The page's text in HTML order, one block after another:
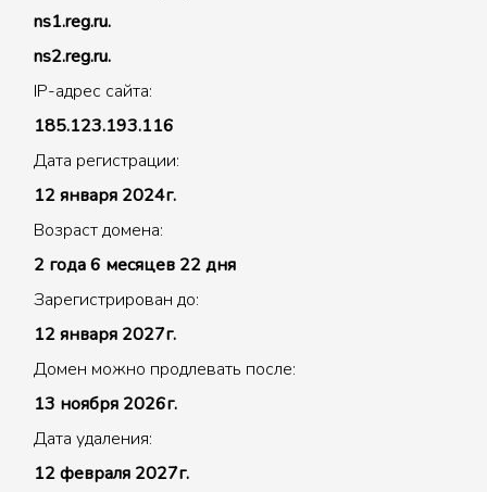
ns1.reg.ru.
ns2.reg.ru.
IP-адрес сайта:
185.123.193.116
Дата регистрации:
12 января 2024г.
Возраст домена:
2 года 6 месяцев 22 дня
Зарегистрирован до:
12 января 2027г.
Домен можно продлевать после:
13 ноября 2026г.
Дата удаления:
12 февраля 2027г.